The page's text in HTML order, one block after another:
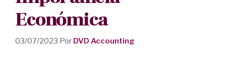
Económica
03/07/2023 Por DVD Accounting